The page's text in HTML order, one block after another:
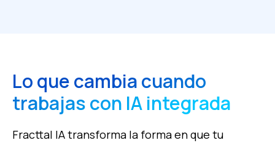
Lo que cambia cuando
trabajas con IA integrada
Fracttal IA transforma la forma en que tu